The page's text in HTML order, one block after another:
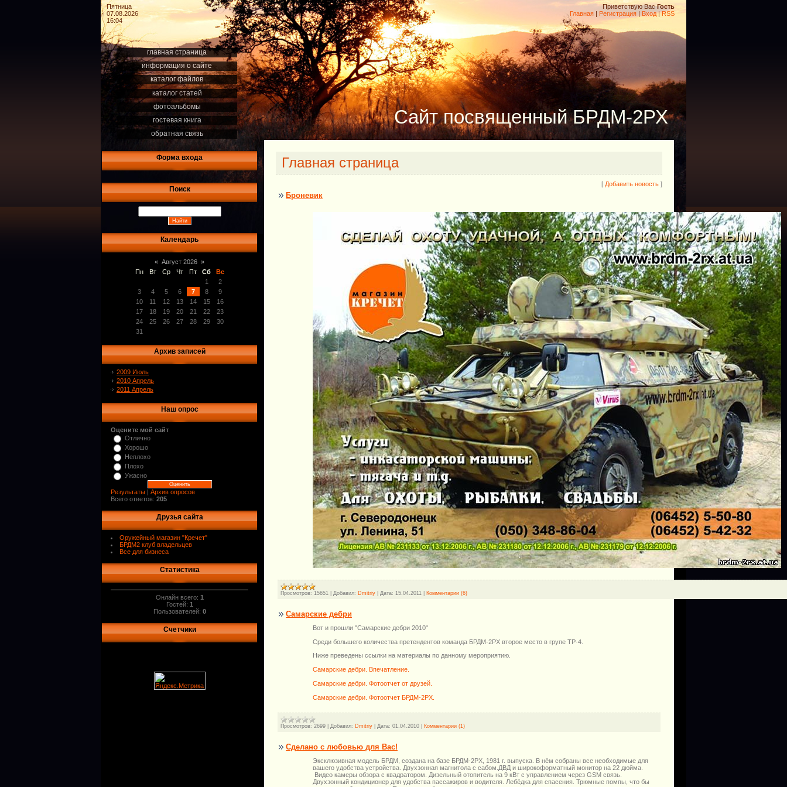
Пятница
07.08.2026
16:04
Приветствую Вас Гость
Главная | Регистрация | Вход|RSS
главная страница
информация о сайте
каталог файлов
каталог статей
фотоальбомы
гостевая книга
обратная связь
Форма входа
Поиск
Календарь
« Август 2026 »
Пн
Вт Ср Чт Пт Сб
Вс
1
2
3
4 5 6 7 8
9
10
11 12 13 14 15
16
17
18 19 20 21 22
23
24
25 26 27 28 29
30
31
Архив записей
2009 Июль
2010 Апрель
2011 Апрель
Наш опрос
Оцените мой сайт
Отлично
Хорошо
Неплохо
Плохо
Ужасно
Результаты | Архив опросов
Всего ответов: 205
Друзья сайта
Оружейный магазин "Кречет"
БРДМ2 клуб владельцев
Все для бизнеса
Статистика
Онлайн всего: 1
Гостей: 1
Пользователей: 0
Счетчики
Сайт посвященный БРДМ-2РХ
Главная страница
[ Добавить новость ]
Броневик
Просмотров: 15651 Добавил: Dmitriy Дата: 15.04.2011 Комментарии (6)
Самарские дебри
Вот и прошли "Самарские дебри 2010"
Среди большего количества претендентов команда БРДМ-2РХ второе место в групе ТР-4.
Ниже преведены ссылки на материалы по данному мероприятию.
Самарские дебри. Впечатление.
Самарские дебри. Фотоотчет от друзей.
Самарские дебри. Фотоотчет БРДМ-2РХ.
Просмотров: 2699 Добавил: Dmitriy Дата: 01.04.2010 Комментарии (1)
Сделано с любовью для Вас!
Эксклюзивная модель БРДМ, создана на базе БРДМ-2РХ, 1981 г. выпуска. В нём собраны все необходимые для
вашего удобства устройства. Двухзонная магнитола с сабом.ДВД и широкоформатный монитор на 22 дюйма.
Видео камеры обзора с квадратором. Дизельный отопитель на 9 кВт с управлением через GSM связь.
Двухзонный кондиционер для удобства пассажиров и водителя. Лебёдка для спасения. Трюмные помпы, что бы